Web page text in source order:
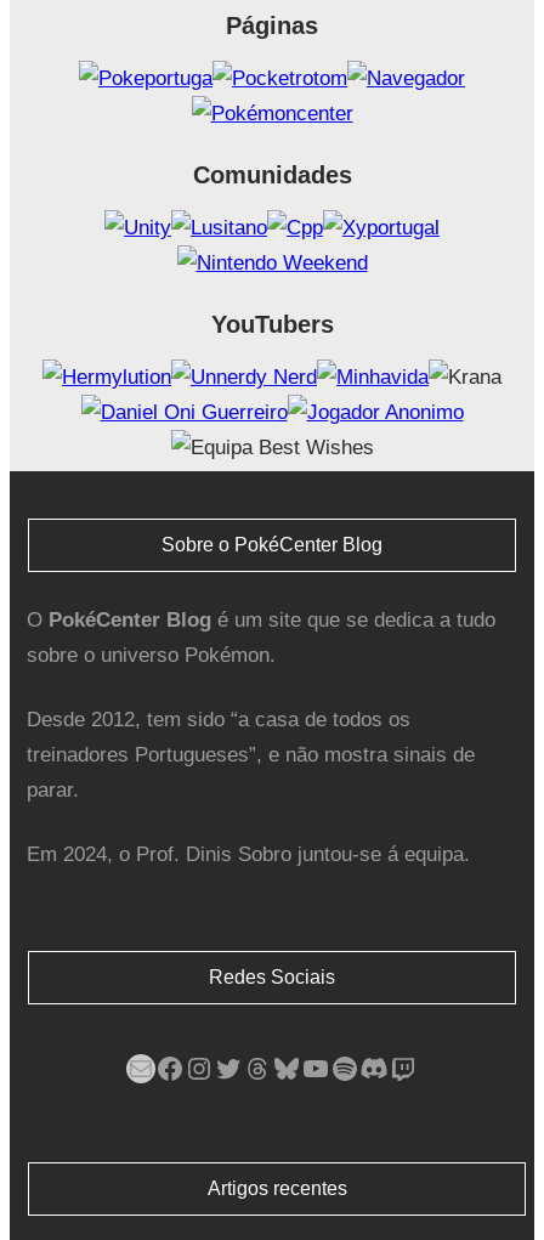
Páginas
Comunidades
YouTubers
Sobre o PokéCenter Blog
O PokéCenter Blogé um site que se dedica a tudo
sobre o universo Pokémon.
Desde 2012, tem sido “a casa de todos os
treinadores Portugueses”, e não mostra sinais de
parar.
Em 2024, o Prof. Dinis Sobro juntou-se á equipa.
Redes Sociais
Mail Facebook Instagram Twitter Threads Bluesky YouTube Spotify Discord Twitch
Artigos recentes